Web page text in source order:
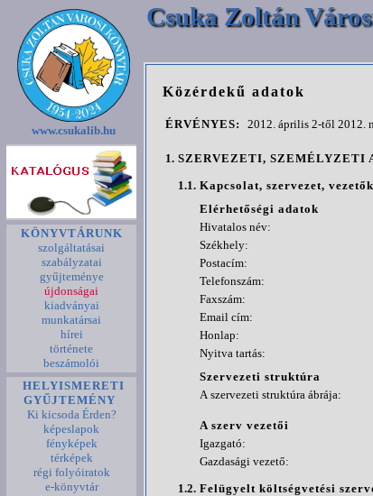
Csuka Zoltán
www.csukalib.hu
KÖNYVTÁRUNK
szolgáltatásai
szabályzatai
gyűjteménye
újdonságai
kiadványai
munkatársai
hírei
története
beszámolói
HELYISMERETI
GYŰJTEMÉNY
Ki kicsoda Érden?
képeslapok
fényképek
térképek
régi folyóiratok
e-könyvtár
Közérdekű adatok
ÉRVÉNYES: 2012. április 2-től 2012.
1. SZERVEZETI, SZEMÉLYZETI
1.1. Kapcsolat, szervezet, vezetők
Elérhetőségi adatok
Hivatalos név:
Székhely:
Postacím:
Telefonszám:
Faxszám:
Email cím:
Honlap:
Nyitva tartás:
Szervezeti struktúra
A szervezeti struktúra ábrája:
A szerv vezetői
Igazgató:
Gazdasági vezető:
1.2. Felügyelt költségvetési